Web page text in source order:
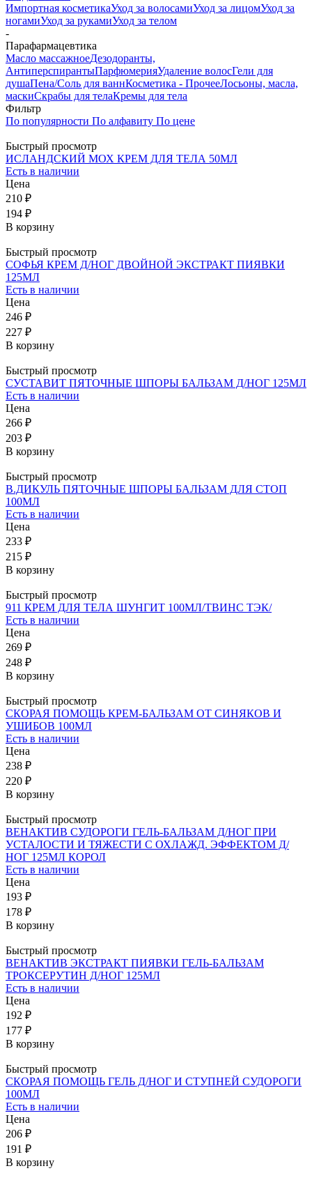
Импортная косметикаУход за волосамиУход за лицомУход за
ногамиУход за рукамиУход за телом
-
Парафармацевтика
Масло массажноеДезодоранты,
АнтиперспирантыПарфюмерияУдаление волосГели для
душаПена/Соль для ваннКосметика - ПрочееЛосьоны, масла,
маскиСкрабы для телаКремы для тела
Фильтр
По популярности По алфавиту По цене
Быстрый просмотр
ИСЛАНДСКИЙ МОХ КРЕМ ДЛЯ ТЕЛА 50МЛ
Есть в наличии
Цена
210 ₽
194 ₽
В корзину
Быстрый просмотр
СОФЬЯ КРЕМ Д/НОГ ДВОЙНОЙ ЭКСТРАКТ ПИЯВКИ
125МЛ
Есть в наличии
Цена
246 ₽
227 ₽
В корзину
Быстрый просмотр
СУСТАВИТ ПЯТОЧНЫЕ ШПОРЫ БАЛЬЗАМ Д/НОГ 125МЛ
Есть в наличии
Цена
266 ₽
203 ₽
В корзину
Быстрый просмотр
В.ДИКУЛЬ ПЯТОЧНЫЕ ШПОРЫ БАЛЬЗАМ ДЛЯ СТОП
100МЛ
Есть в наличии
Цена
233 ₽
215 ₽
В корзину
Быстрый просмотр
911 КРЕМ ДЛЯ ТЕЛА ШУНГИТ 100МЛ/ТВИНС ТЭК/
Есть в наличии
Цена
269 ₽
248 ₽
В корзину
Быстрый просмотр
СКОРАЯ ПОМОЩЬ КРЕМ-БАЛЬЗАМ ОТ СИНЯКОВ И
УШИБОВ 100МЛ
Есть в наличии
Цена
238 ₽
220 ₽
В корзину
Быстрый просмотр
ВЕНАКТИВ СУДОРОГИ ГЕЛЬ-БАЛЬЗАМ Д/НОГ ПРИ
УСТАЛОСТИ И ТЯЖЕСТИ С ОХЛАЖД. ЭФФЕКТОМ Д/
НОГ 125МЛ КОРОЛ
Есть в наличии
Цена
193 ₽
178 ₽
В корзину
Быстрый просмотр
ВЕНАКТИВ ЭКСТРАКТ ПИЯВКИ ГЕЛЬ-БАЛЬЗАМ
ТРОКСЕРУТИН Д/НОГ 125МЛ
Есть в наличии
Цена
192 ₽
177 ₽
В корзину
Быстрый просмотр
СКОРАЯ ПОМОЩЬ ГЕЛЬ Д/НОГ И СТУПНЕЙ СУДОРОГИ
100МЛ
Есть в наличии
Цена
206 ₽
191 ₽
В корзину